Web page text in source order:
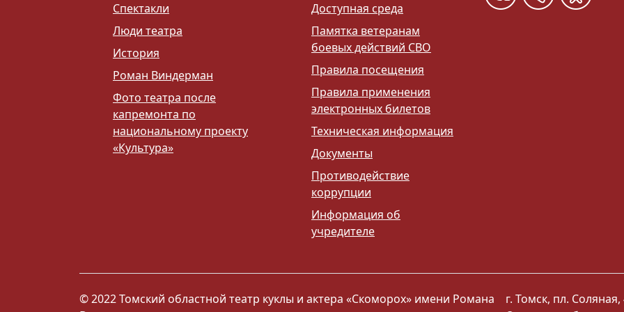
Спектакли
Люди театра
История
Роман Виндерман
Фото театра после
капремонта по
национальному проекту
«Культура»
Доступная среда
Памятка ветеранам
боевых действий СВО
Правила посещения
Правила применения
электронных билетов
Техническая информация
Документы
Противодействие
коррупции
Информация об
учредителе
© 2022 Томский областной театр куклы и актера «Скоморох» имени Романа
г. Томск, пл. Соляная,